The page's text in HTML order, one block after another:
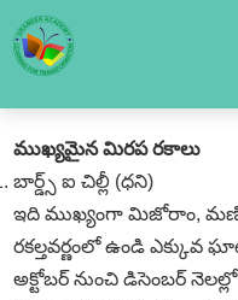
ముఖ్యమైన మిరప రకాలు
బార్డ్స్‌ ఐ చిల్లీ (ధని)
ఇది ముఖ్యంగా మిజోరాం,
రకల్తవర్ణంలో ఉండి ఎక్కువ
అక్టోబర్‌ నుంచి డిసెంబర్‌